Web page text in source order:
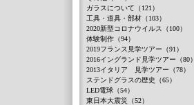
ガラスについて（121）
工具・道具・部材（103）
2020新型コロナウイルス（100）
体験制作（94）
2019フランス見学ツアー（91）
2016イングランド見学ツアー（80）
2013イタリア 見学ツアー（78）
ステンドグラスの歴史（65）
LED電球（54）
東日本大震災（52）